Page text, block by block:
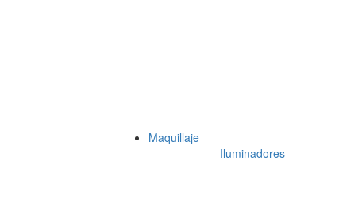
Maquillaje
Iluminadores